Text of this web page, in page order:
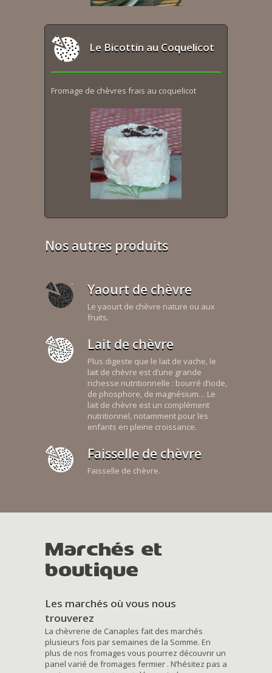
Le Bicottin au Coquelicot
Fromage de chèvres frais au coquelicot
Nos autres produits
Yaourt de chèvre
Le yaourt de chèvre nature ou aux
fruits.
Lait de chèvre
Plus digeste que le lait de vache, le
lait de chèvre est d’une grande
richesse nutritionnelle : bourré d’iode,
de phosphore, de magnésium… Le
lait de chèvre est un complément
nutritionnel, notamment pour les
enfants en pleine croissance.
Faisselle de chèvre
Faisselle de chèvre.
Marchés et
boutique
Les marchés où vous nous
trouverez
La chèvrerie de Canaples fait des marchés
plusieurs fois par semaines de la Somme. En
plus de nos fromages vous pourrez découvrir un
panel varié de fromages fermier . N’hésitez pas a